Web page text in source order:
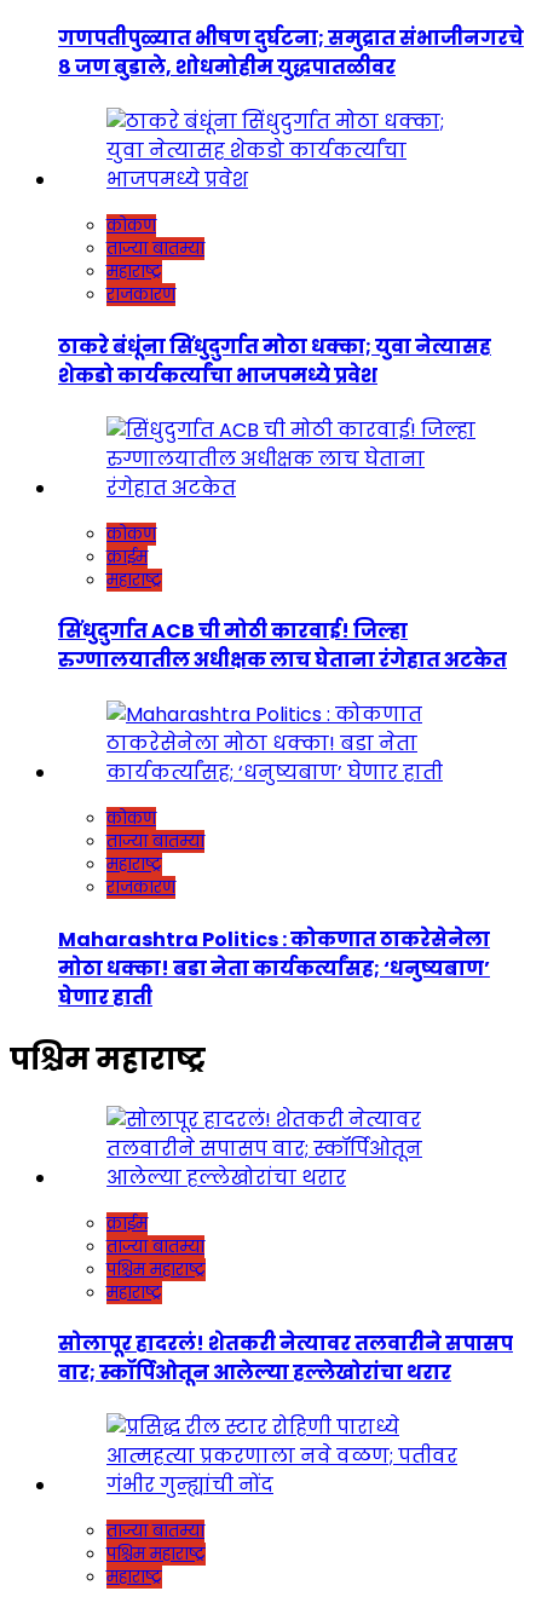
गणपतीपुळ्यात भीषण दुर्घटना; समुद्रात संभाजीनगरचे
८ जण बुडाले, शोधमोहीम युद्धपातळीवर
कोकण
ताज्या बातम्या
महाराष्ट्र
राजकारण
ठाकरे बंधूंना सिंधुदुर्गात मोठा धक्का; युवा नेत्यासह
शेकडो कार्यकर्त्यांचा भाजपमध्ये प्रवेश
कोकण
क्राईम
महाराष्ट्र
सिंधुदुर्गात ACB ची मोठी कारवाई! जिल्हा
रुग्णालयातील अधीक्षक लाच घेताना रंगेहात अटकेत
कोकण
ताज्या बातम्या
महाराष्ट्र
राजकारण
Maharashtra Politics : कोकणात ठाकरेसेनेला
मोठा धक्का! बडा नेता कार्यकर्त्यांसह; ‘धनुष्यबाण’
घेणार हाती
पश्चिम महाराष्ट्र
क्राईम
ताज्या बातम्या
पश्चिम महाराष्ट्र
महाराष्ट्र
सोलापूर हादरलं! शेतकरी नेत्यावर तलवारीने सपासप
वार; स्कॉर्पिओतून आलेल्या हल्लेखोरांचा थरार
ताज्या बातम्या
पश्चिम महाराष्ट्र
महाराष्ट्र